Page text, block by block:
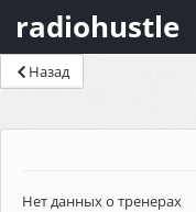
radiohustle
Назад
Нет данных о тренерах